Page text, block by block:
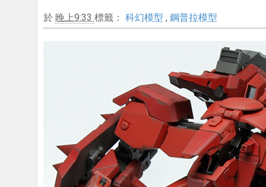
於 晚上9:33 標籤： 科幻模型 , 鋼普拉模型